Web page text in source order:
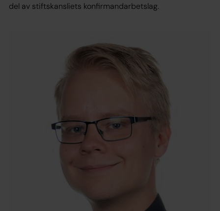
del av stiftskansliets konfirmandarbetslag.